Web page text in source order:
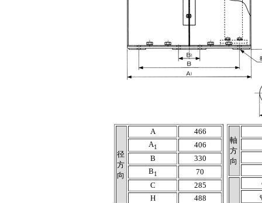
径
方
向
A
466
A1
406
B
330
B1
70
C
285
H
488
軸
方
向